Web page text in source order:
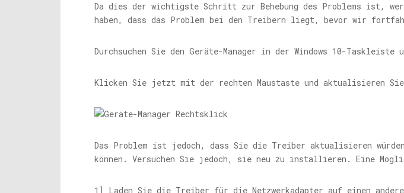
Da dies der wichtigste Schritt zur Behebung des Problems ist,
haben, dass das Problem bei den Treibern liegt, bevor wir
Durchsuchen Sie den Geräte-Manager in der Windows 10-Taskleiste
Klicken Sie jetzt mit der rechten Maustaste und aktualisieren Sie
Das Problem ist jedoch, dass Sie die Treiber aktualisieren
können. Versuchen Sie jedoch, sie neu zu installieren. Eine
1] Laden Sie die Treiber für die Netzwerkadapter auf einen